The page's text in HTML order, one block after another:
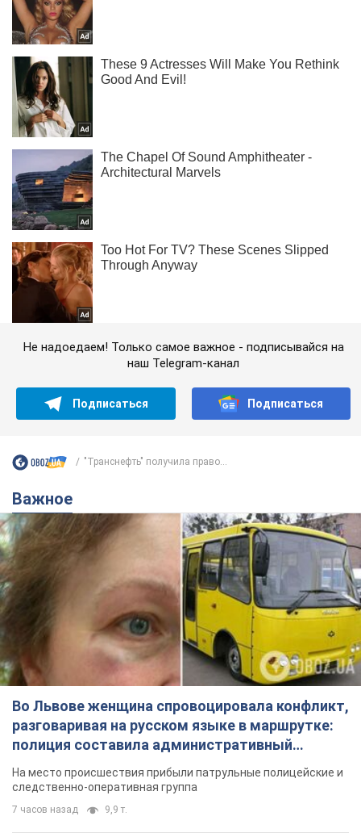
Не надоедаем! Только самое важное - подписывайся на
наш Telegram-канал
Подписаться Подписаться
"Транснефть" получила право...
Важное
Во Львове женщина спровоцировала конфликт,
разговаривая на русском языке в маршрутке:
полиция составила административный
протокол. Видео
На место происшествия прибыли патрульные полицейские и
следственно-оперативная группа
7 часов назад 9,9 т.